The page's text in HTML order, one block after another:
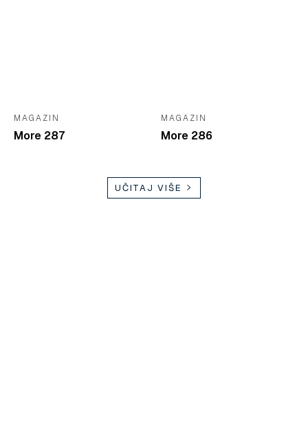
MAGAZIN
More 287
MAGAZIN
More 286
UČITAJ VIŠE